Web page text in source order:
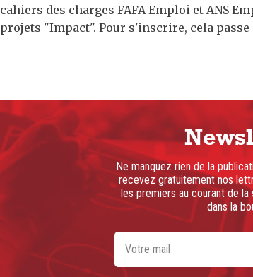
cahiers des charges FAFA Emploi et ANS
projets "Impact". Pour s'inscrire, cela passe
Ne manquez rien de la
recevez gratuitement nos
les premiers au courant de la
dans la